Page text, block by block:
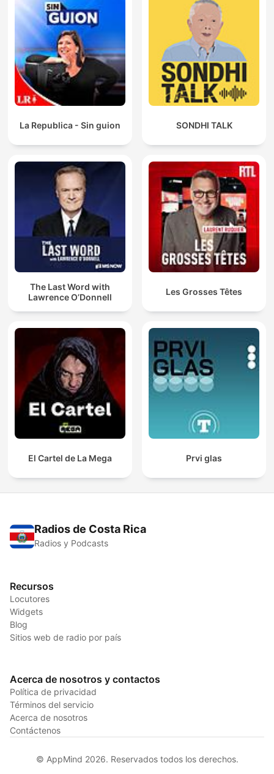
La Republica - Sin guion SONDHI TALK
The Last Word with
Lawrence O’Donnell
Les Grosses Têtes
El Cartel de La Mega Prvi glas
Radios de Costa Rica
Radios y Podcasts
Recursos
Locutores
Widgets
Blog
Sitios web de radio por país
Acerca de nosotros y contactos
Política de privacidad
Términos del servicio
Acerca de nosotros
Contáctenos
© AppMind 2026. Reservados todos los derechos.